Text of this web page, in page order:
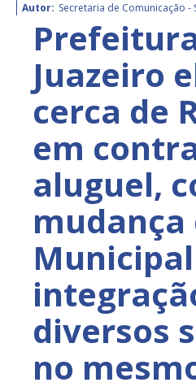
Autor: Secretaria de Comunicação -
Juazeiro
cerca de
em
aluguel,
mudança
diversos
no